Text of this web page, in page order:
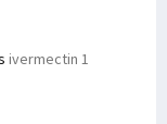
ivermectin 1